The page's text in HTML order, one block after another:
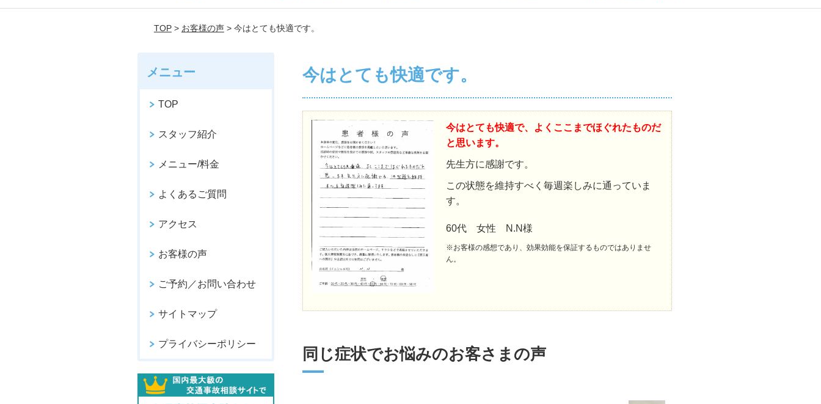
TOP> お客様の声> 今はとても快適です。
今はとても快適です。
今はとても快適で、よくここまでほぐれたものだ
と思います。
先生方に感謝です。
この状態を維持すべく毎週楽しみに通っていま
す。
60代 女性 N.N様
※お客様の感想であり、効果効能を保証するものではありませ
ん。
同じ症状でお悩みのお客さまの声
メニュー
TOP
スタッフ紹介
メニュー/料金
よくあるご質問
アクセス
お客様の声
ご予約／お問い合わせ
サイトマップ
プライバシーポリシー